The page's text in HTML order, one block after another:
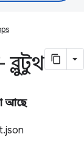
ব্লুটুথ
আছে